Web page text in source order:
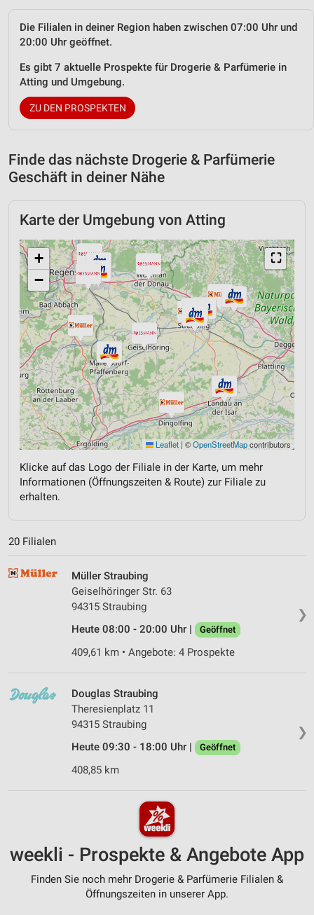
Die Filialen in deiner Region haben zwischen 07:00 Uhr und
20:00 Uhr geöffnet.
Es gibt 7 aktuelle Prospekte für Drogerie & Parfümerie in
Atting und Umgebung.
ZU DEN PROSPEKTEN
Finde das nächste Drogerie & Parfümerie
Geschäft in deiner Nähe
Karte der Umgebung von Atting
⛶
+
−
Leaflet | ©OpenStreetMapcontributors
Klicke auf das Logo der Filiale in der Karte, um mehr
Informationen (Öffnungszeiten & Route) zur Filiale zu
erhalten.
20 Filialen
❯
Müller Straubing
Geiselhöringer Str. 63
94315 Straubing
Heute 08:00 - 20:00 Uhr |
Geöffnet
409,61 km • Angebote: 4 Prospekte
❯
Douglas Straubing
Theresienplatz 11
94315 Straubing
Heute 09:30 - 18:00 Uhr |
Geöffnet
408,85 km
weekli - Prospekte & Angebote App
Finden Sie noch mehr Drogerie & Parfümerie Filialen &
Öffnungszeiten in unserer App.